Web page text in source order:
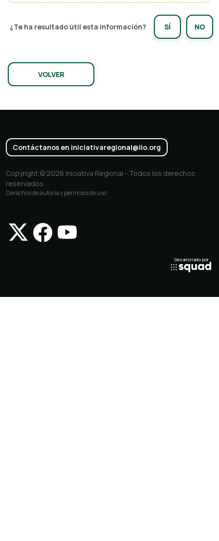
VOLVER
¿Te ha resultado útil esta información? SÍ NO
Contáctanos en iniciativaregional@ilo.org
Copyright © 2026 Iniciativa Regional - Todos los derechos
reservados
Derechos de autoría y permisos de uso
Desarrollado por